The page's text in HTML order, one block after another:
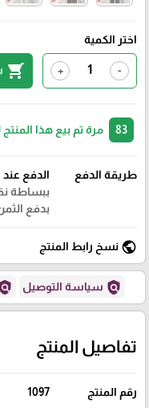
اختر الكمية
-
+
shopping_cart
مرة تم بيع هذا
طريقة الدفع
الدفع عند
ببساطة
بدفع
public نسخ رابط المنتج
policy سياسة التوصيل
تفاصيل المنتج
رقم المنتج 1097